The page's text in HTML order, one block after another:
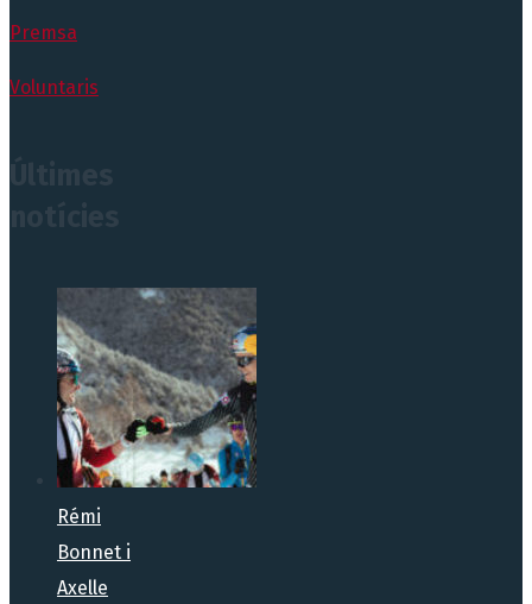
Premsa
Voluntaris
Rémi
Bonnet i
Axelle